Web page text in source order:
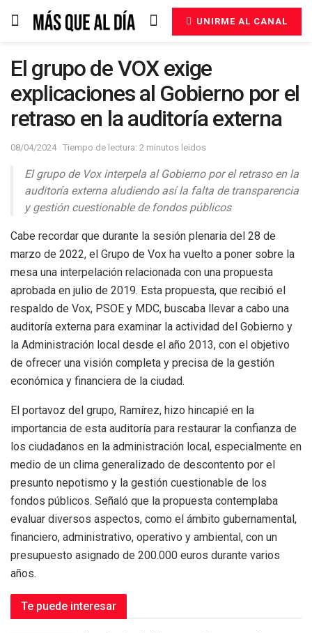
UNIRME AL CANAL
El grupo de VOX exige
explicaciones al Gobierno por el
retraso en la auditoría externa
08/04/2024 Tiempo de lectura: 2 minutos leidos
El grupo de Vox interpela al Gobierno por el retraso en la
auditoría externa aludiendo así la falta de transparencia
y gestión cuestionable de fondos públicos
Cabe recordar que durante la sesión plenaria del 28 de
marzo de 2022, el Grupo de Vox ha vuelto a poner sobre la
mesa una interpelación relacionada con una propuesta
aprobada en julio de 2019. Esta propuesta, que recibió el
respaldo de Vox, PSOE y MDC, buscaba llevar a cabo una
auditoría externa para examinar la actividad del Gobierno y
la Administración local desde el año 2013, con el objetivo
de ofrecer una visión completa y precisa de la gestión
económica y financiera de la ciudad.
El portavoz del grupo, Ramírez, hizo hincapié en la
importancia de esta auditoría para restaurar la confianza de
los ciudadanos en la administración local, especialmente en
medio de un clima generalizado de descontento por el
presunto nepotismo y la gestión cuestionable de los
fondos públicos. Señaló que la propuesta contemplaba
evaluar diversos aspectos, como el ámbito gubernamental,
financiero, administrativo, operativo y ambiental, con un
presupuesto asignado de 200.000 euros durante varios
años.
Te puede interesar